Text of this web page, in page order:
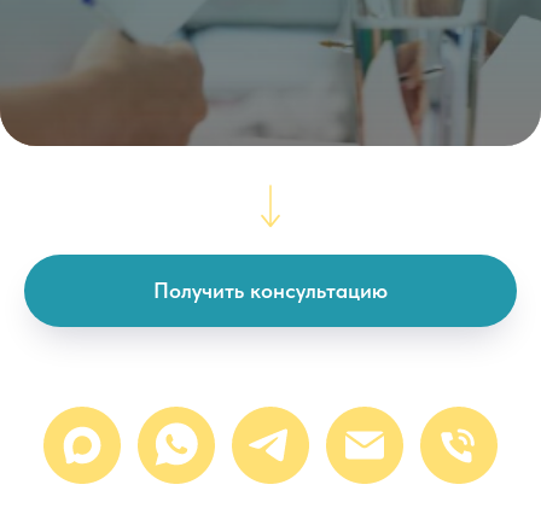
Получить консультацию